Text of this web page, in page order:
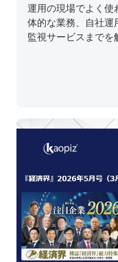
運用の現場でよく使
体的な業務、自社運
監視サービスまでを